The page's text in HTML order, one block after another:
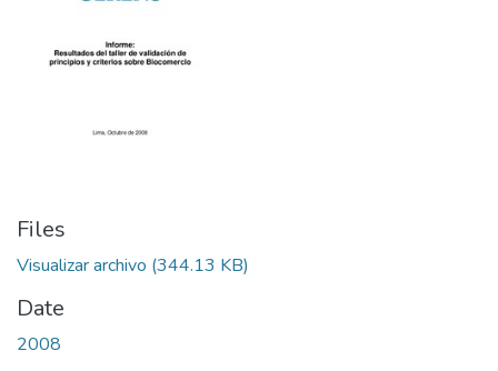
Files
Visualizar archivo (344.13 KB)
Date
2008